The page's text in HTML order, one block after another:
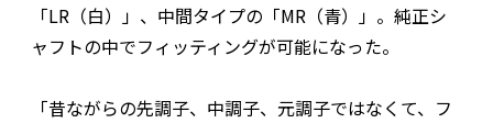
「LR（白）」、中間タイプの「MR（青）」。純正シ
ャフトの中でフィッティングが可能になった。
「昔ながらの先調子、中調子、元調子ではなくて、フ